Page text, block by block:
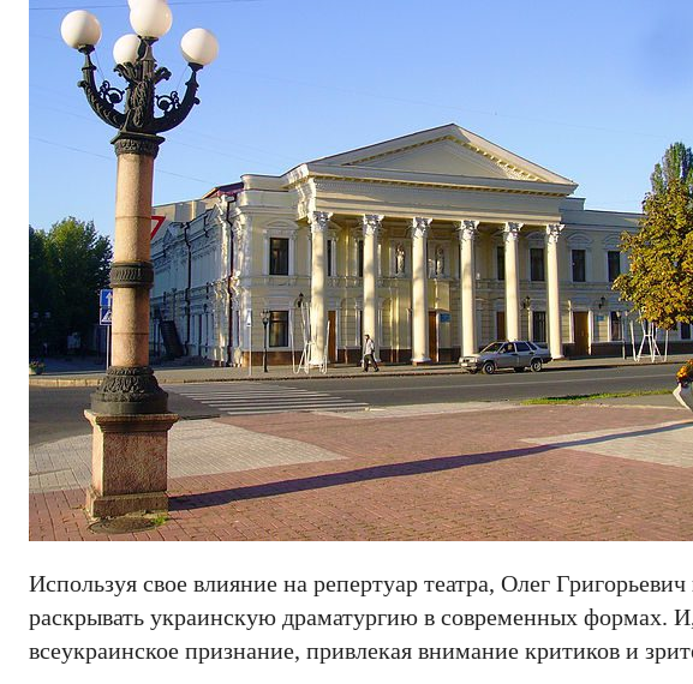
Используя свое влияние на репертуар театра, Олег
раскрывать украинскую драматургию в современных формах.
всеукраинское признание, привлекая внимание критиков и